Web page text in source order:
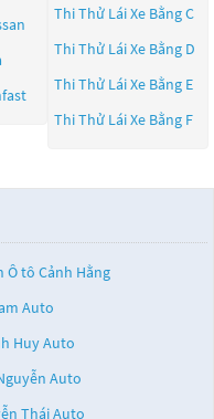
Thi Thử Lái Xe Bằng C
Thi Thử Lái Xe Bằng D
Thi Thử Lái Xe Bằng E
Thi Thử Lái Xe Bằng F
Ô tô Cảnh Hằng
Auto
Huy Auto
Auto
Thái Auto